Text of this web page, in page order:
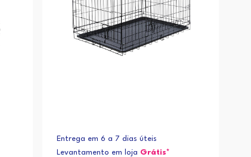
Entrega em 6 a 7 dias úteis
Levantamento em loja Grátis*